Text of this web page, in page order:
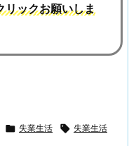
リックお願いしま
 失業生活  失業生活